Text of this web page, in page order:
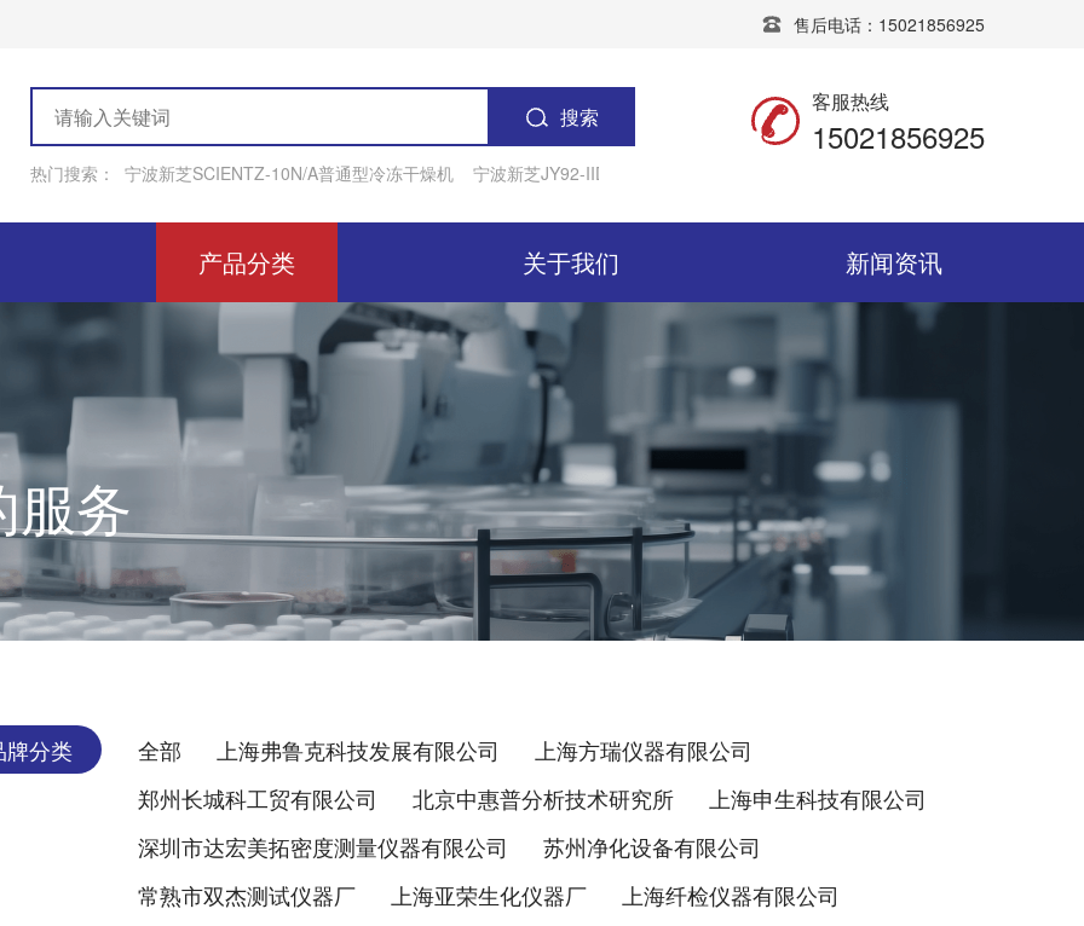
售后电话：15021856925
搜索
热门搜索： 宁波新芝SCIENTZ-10N/A普通型冷冻干燥机 宁波新芝JY92-IIDN超声波细胞粉碎机
客服热线
15021856925
产品分类 关于我们 新闻资讯
服务
牌分类 全部 上海弗鲁克科技发展有限公司
上海方瑞仪器有限公司
郑州长城科工贸有限公司
北京中惠普分析技术研究所
上海申生科技有限公司
深圳市达宏美拓密度测量仪器有限公司
苏州净化设备有限公司
常熟市双杰测试仪器厂
上海亚荣生化仪器厂
上海纤检仪器有限公司